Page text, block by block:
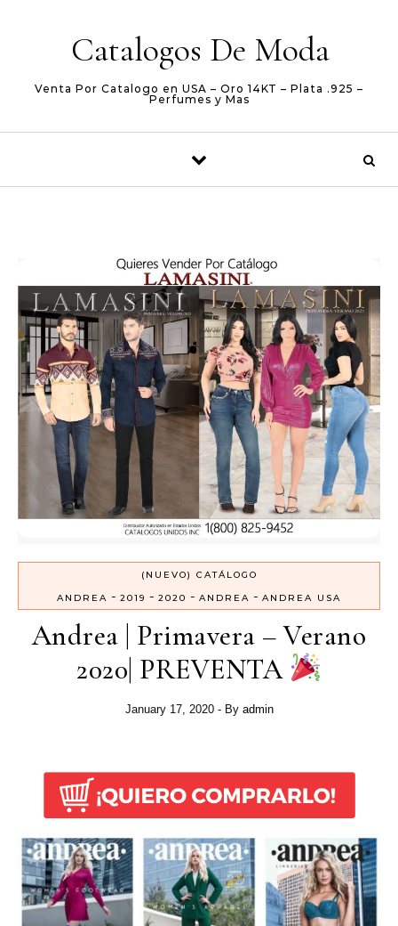
Catalogos De Moda
Venta Por Catalogo en USA – Oro 14KT – Plata .925 –
Perfumes y Mas
(NUEVO) CATÁLOGO
ANDREA - 2019 - 2020 - ANDREA - ANDREA USA
Andrea | Primavera – Verano
2020| PREVENTA
January 17, 2020 - By admin